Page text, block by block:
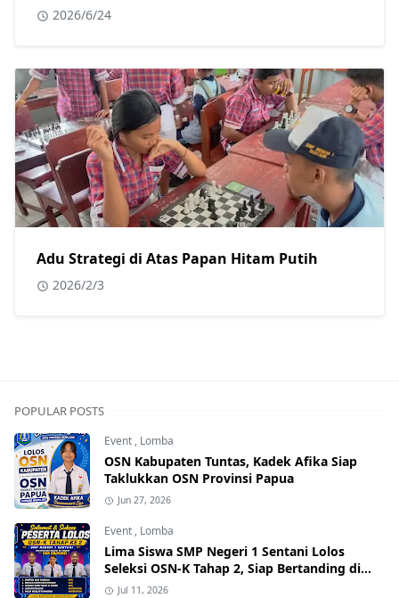
2026/6/24
Adu Strategi di Atas Papan Hitam Putih
2026/2/3
POPULAR POSTS
Event, Lomba
OSN Kabupaten Tuntas, Kadek Afika Siap
Taklukkan OSN Provinsi Papua
Jun 27, 2026
Event, Lomba
Lima Siswa SMP Negeri 1 Sentani Lolos
Seleksi OSN-K Tahap 2, Siap Bertanding di
Tingkat Provinsi
Jul 11, 2026